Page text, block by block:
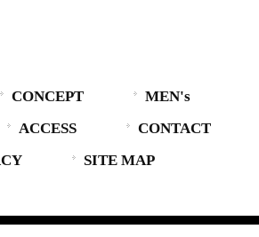
CONCEPT
MEN's
ACCESS
CONTACT
SITE MAP